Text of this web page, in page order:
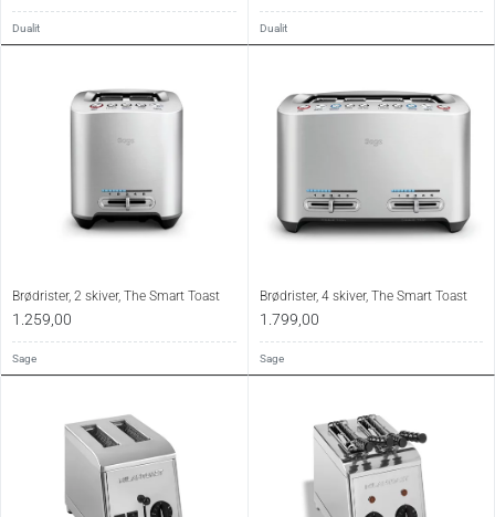
Dualit Dualit
Brødrister, 2 skiver, The Smart Toast
1.259,00
Sage
Brødrister, 4 skiver, The Smart Toast
1.799,00
Sage